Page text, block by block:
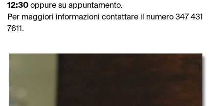
12:30 oppure su appuntamento.
Per maggiori informazioni contattare il numero 347 431
7611.